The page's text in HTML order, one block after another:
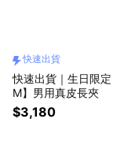
快速出貨
快速出貨｜生日限
M】男用真皮長夾
$3,180